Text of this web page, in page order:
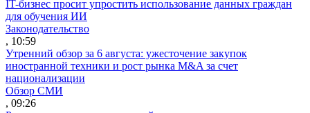
IT-бизнес просит упростить использование данных граждан
для обучения ИИ
Законодательство
, 10:59
Утренний обзор за 6 августа: ужесточение закупок
иностранной техники и рост рынка M&A за счет
национализации
Обзор СМИ
, 09:26